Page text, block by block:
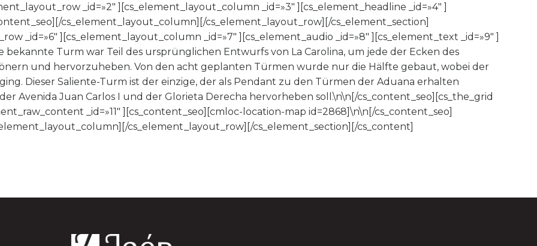
_id=»2″ ][cs_element_layout_column _id=»3″ ][cs_element_headline _id=»4″ ]
cs_element_layout_column][/cs_element_layout_row][/cs_element_section]
_id=»6″ ][cs_element_layout_column _id=»7″ ][cs_element_audio _id=»8″ ][cs_element_text _id=»9″ ]
bekannte Turm war Teil des ursprünglichen Entwurfs von La Carolina, um jede der Ecken des
und hervorzuheben. Von den acht geplanten Türmen wurde nur die Hälfte gebaut, wobei der
Dieser Saliente-Turm ist der einzige, der als Pendant zu den Türmen der Aduana erhalten
Avenida Juan Carlos I und der Glorieta Derecha hervorheben soll.\n\n[/cs_content_seo][cs_the_grid
_id=»11″ ][cs_content_seo][cmloc-location-map id=2868]\n\n[/cs_content_seo]
cs_element_layout_row][/cs_element_section][/cs_content]